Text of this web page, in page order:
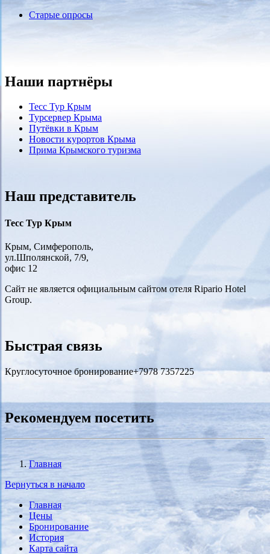
Старые опросы
Наши партнёры
Тесс Тур Крым
Турсервер Крыма
Путёвки в Крым
Новости курортов Крыма
Прима Крымского туризма
Наш представитель
Тесс Тур Крым
Крым, Симферополь,
ул.Шполянской, 7/9,
офис 12
Сайт не является официальным сайтом отеля Ripario Hotel
Group.
Быстрая связь
Круглосуточное бронирование+7978 7357225
Рекомендуем посетить
Вы здесь
Главная
Вернуться в начало
Главная
Цены
Бронирование
История
Карта сайта